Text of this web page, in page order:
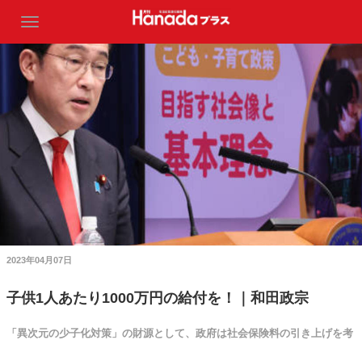
2023年04月07日
子供1人あたり1000万円の給付を！｜和田政宗
「異次元の少子化対策」の財源として、政府は社会保険料の引き上げを考